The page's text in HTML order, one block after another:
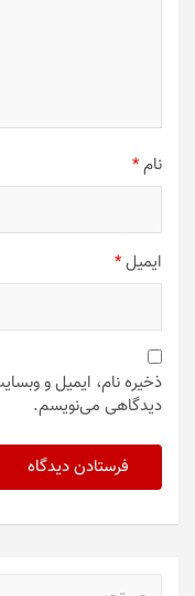
نام*
ایمیل*
ذخیره نام، ایمیل و
دیدگاهی می‌نویسم.